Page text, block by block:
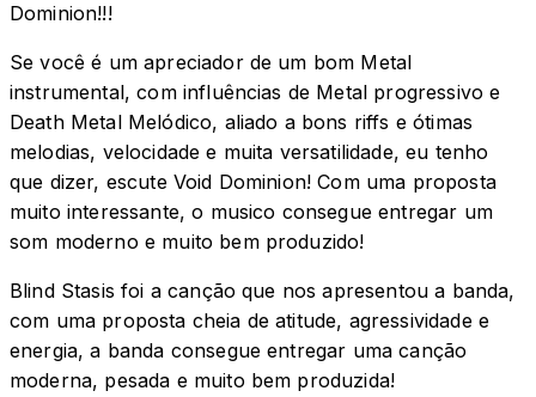
Dominion!!!
Se você é um apreciador de um bom Metal
instrumental, com influências de Metal progressivo e
Death Metal Melódico, aliado a bons riffs e ótimas
melodias, velocidade e muita versatilidade, eu tenho
que dizer, escute Void Dominion! Com uma proposta
muito interessante, o musico consegue entregar um
som moderno e muito bem produzido!
Blind Stasis foi a canção que nos apresentou a banda,
com uma proposta cheia de atitude, agressividade e
energia, a banda consegue entregar uma canção
moderna, pesada e muito bem produzida!